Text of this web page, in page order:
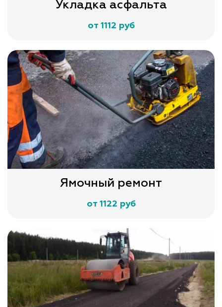
Укладка асфальта
от 1112 руб
Ямочный ремонт
от 1122 руб